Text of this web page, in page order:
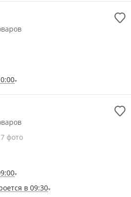
фото
в 09:30